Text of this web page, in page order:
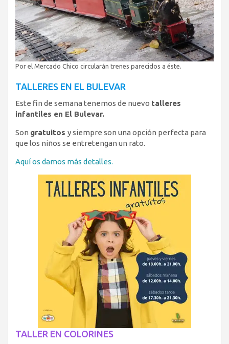
Por el Mercado Chico circularán trenes parecidos a éste.
TALLERES EN EL BULEVAR
Este fin de semana tenemos de nuevo talleres
infantiles en El Bulevar.
Son gratuitos y siempre son una opción perfecta para
que los niños se entretengan un rato.
Aquí os damos más detalles.
TALLER EN COLORINES